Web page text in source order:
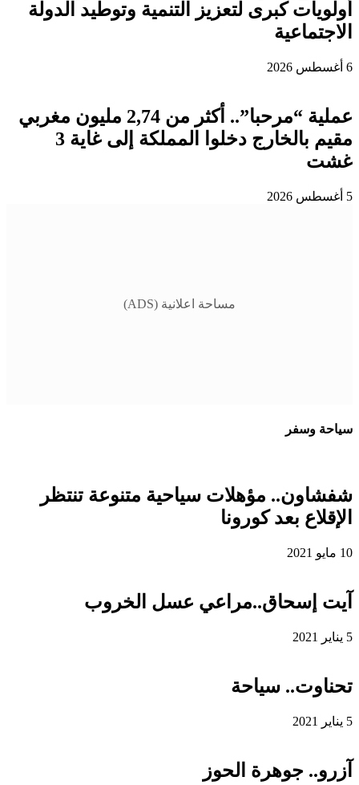
أولويات كبرى لتعزيز التنمية وتوطيد الدولة
الاجتماعية
6 أغسطس 2026
عملية “مرحبا”.. أكثر من 2,74 مليون مغربي
مقيم بالخارج دخلوا المملكة إلى غاية 3
غشت
5 أغسطس 2026
مساحة اعلانية (ADS)
سياحة وسفر
شفشاون.. مؤهلات سياحية متنوعة تنتظر
الإقلاع بعد كورونا
10 مايو 2021
آيت إسحاق..مراعي عسل الخروب
5 يناير 2021
تحناوت.. سياحة
5 يناير 2021
آزرو.. جوهرة الحوز